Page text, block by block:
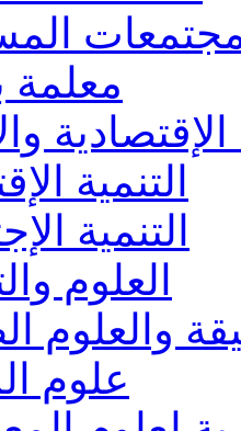
معلمة
الإقتصادية
التنمية
التنمية
العلوم
والعلوم
علوم